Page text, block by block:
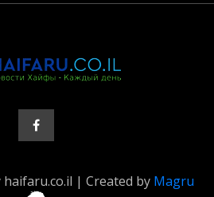
| Created by Magru